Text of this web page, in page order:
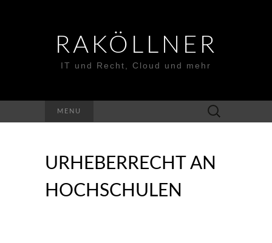
RAKÖLLNER
IT und Recht, Cloud und mehr
MENU
Suchen
nach:
URHEBERRECHT AN
HOCHSCHULEN